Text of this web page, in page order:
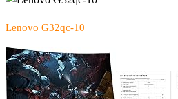
Lenovo G32qc-10